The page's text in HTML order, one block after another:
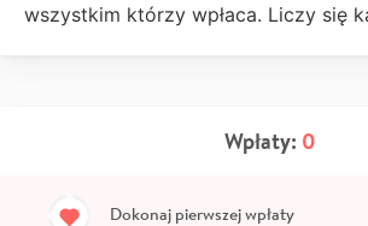
wszystkim którzy wpłaca. Liczy się
Wpłaty: 0
Dokonaj pierwszej wpłaty